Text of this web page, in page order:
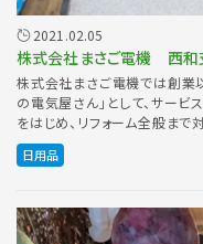
2021.02.05
株式会社まさご電機 西和
株式会社まさご電機では創業
の電気屋さん」として、サービ
をはじめ、リフォーム全般まで
日用品